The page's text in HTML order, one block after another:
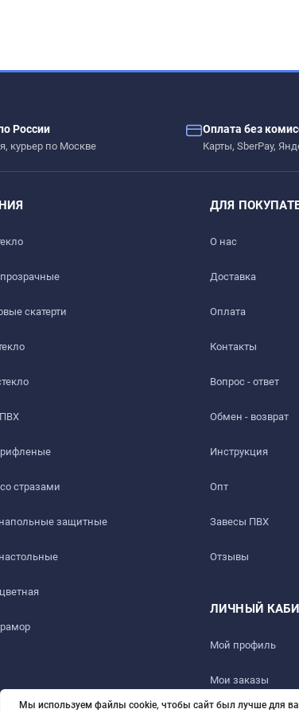
жидкостей.
стекло, пластик, мрамор, гранит, металл и
слабый быстро выветриваемый запах. Перед
1-2 дня.
России
курьер по Москве
Оплата без
Карты, SberPay,
прозрачные
скатерти
ПВХ
рифленые
стразами
защитные
ДЛЯ
О нас
Доставка​
Оплата
Контакты
Вопрос - ответ
Обмен - возврат
Инструкция
Опт
Завесы ПВХ
Отзывы
ЛИЧНЫЙ
Мой профиль
Мои заказы
Мы используем файлы cookie, чтобы сайт был лучше для